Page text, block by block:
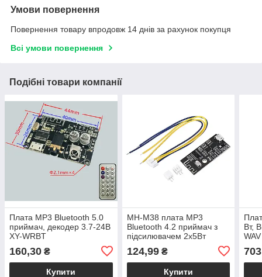
Умови повернення
Повернення товару впродовж 14 днів за рахунок покупця
Всі умови повернення
Подібні товари компанії
Плата MP3 Bluetooth 5.0
приймач, декодер 3.7-24В
XY-WRBT
160,30 ₴
Купити
MH-M38 плата MP3
Bluetooth 4.2 приймач з
підсилювачем 2х5Вт
124,99₴
Купити
Вт,